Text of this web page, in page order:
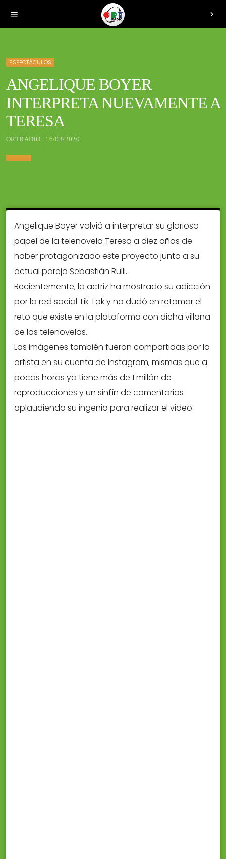
menu chevron_right
ESPECTÁCULOS
ANGELIQUE BOYER
INTERPRETA NUEVAMENTE A
TERESA
ORTRADIO | 16/03/2020
Angelique Boyer volvió a interpretar su glorioso
papel de la telenovela Teresa a diez años de
haber protagonizado este proyecto junto a su
actual pareja Sebastián Rulli.
Recientemente, la actriz ha mostrado su adicción
por la red social Tik Tok y no dudó en retomar el
reto que existe en la plataforma con dicha villana
de las telenovelas.
Las imágenes también fueron compartidas por la
artista en su cuenta de Instagram, mismas que a
pocas horas ya tiene más de 1 millón de
reproducciones y un sinfín de comentarios
aplaudiendo su ingenio para realizar el video.